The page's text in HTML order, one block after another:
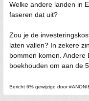
Welke andere landen in
faseren dat uit?
Zou je de
laten vallen? In zekere
bommen komen.
boekhouden om aan de
Bericht 6% gewijzigd door